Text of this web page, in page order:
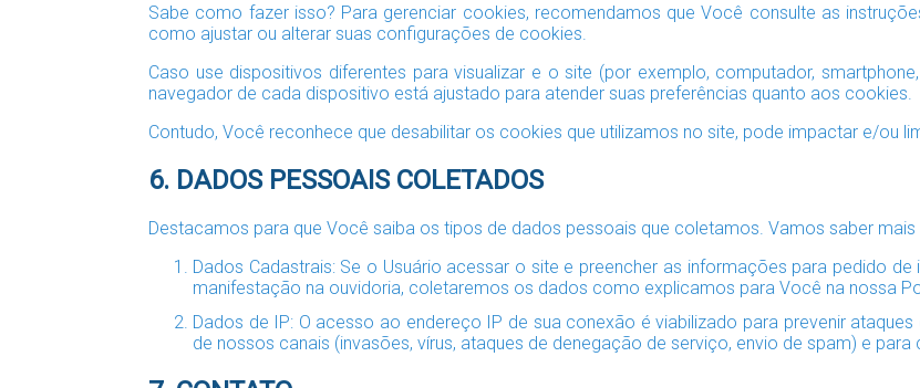
Sabe como fazer isso? Para gerenciar cookies, recomendamos que Você consulte as
como ajustar ou alterar suas configurações de cookies.
Caso use dispositivos diferentes para visualizar e o site (por exemplo, computador,
navegador de cada dispositivo está ajustado para atender suas preferências quanto aos cookies.
Contudo, Você reconhece que desabilitar os cookies que utilizamos no site, pode impactar e/ou
6. DADOS PESSOAIS COLETADOS
Destacamos para que Você saiba os tipos de dados pessoais que coletamos. Vamos saber mais
Dados Cadastrais: Se o Usuário acessar o site e preencher as informações para pedido
manifestação na ouvidoria, coletaremos os dados como explicamos para Você na nossa
Dados de IP: O acesso ao endereço IP de sua conexão é viabilizado para prevenir
de nossos canais (invasões, vírus, ataques de denegação de serviço, envio de spam) e